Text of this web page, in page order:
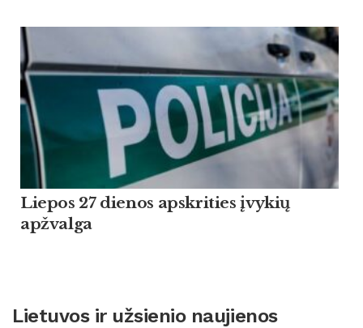
Liepos 27 dienos apskrities įvykių
apžvalga
Lietuvos ir užsienio naujienos